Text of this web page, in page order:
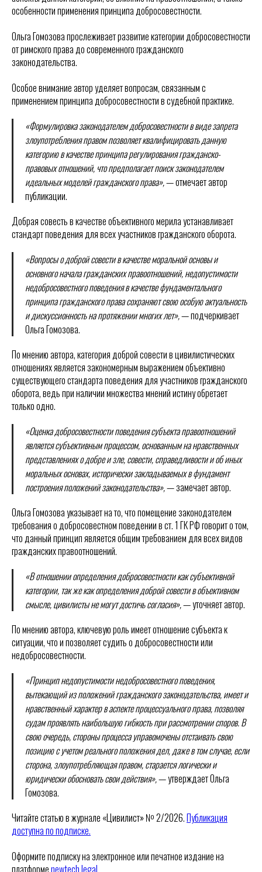
особенности применения принципа добросовестности.
Ольга Гомозова прослеживает развитие категории добросовестности
от римского права до современного гражданского
законодательства.
Особое внимание автор уделяет вопросам, связанным с
применением принципа добросовестности в судебной практике.
«Формулировка законодателем добросовестности в виде запрета
злоупотребления правом позволяет квалифицировать данную
категорию в качестве принципа регулирования гражданско-
правовых отношений, что предполагает поиск законодателем
идеальных моделей гражданского права»,— отмечает автор
публикации.
Добрая совесть в качестве объективного мерила устанавливает
стандарт поведения для всех участников гражданского оборота.
«Вопросы о доброй совести в качестве моральной основы и
основного начала гражданских правоотношений, недопустимости
недобросовестного поведения в качестве фундаментального
принципа гражданского права сохраняют свою особую актуальность
и дискуссионность на протяжении многих лет»,— подчеркивает
Ольга Гомозова.
По мнению автора, категория доброй совести в цивилистических
отношениях является закономерным выражением объективно
существующего стандарта поведения для участников гражданского
оборота, ведь при наличии множества мнений истину обретает
только одно.
«Оценка добросовестности поведения субъекта правоотношений
является субъективным процессом, основанным на нравственных
представлениях о добре и зле, совести, справедливости и об иных
моральных основах, исторически закладываемых в фундамент
построения положений законодательства»,— замечает автор.
Ольга Гомозова указывает на то, что помещение законодателем
требования о добросовестном поведении в ст. 1 ГК РФ говорит о том,
что данный принцип является общим требованием для всех видов
гражданских правоотношений.
«В отношении определения добросовестности как субъективной
категории, так же как определения доброй совести в объективном
смысле, цивилисты не могут достичь согласия»,— уточняет автор.
По мнению автора, ключевую роль имеет отношение субъекта к
ситуации, что и позволяет судить о добросовестности или
недобросовестности.
«Принцип недопустимости недобросовестного поведения,
вытекающий из положений гражданского законодательства, имеет и
нравственный характер в аспекте процессуального права, позволяя
судам проявлять наибольшую гибкость при рассмотрении споров. В
свою очередь, стороны процесса управомочены отстаивать свою
позицию с учетом реального положения дел, даже в том случае, если
сторона, злоупотребляющая правом, старается логически и
юридически обосновать свои действия»,— утверждает Ольга
Гомозова.
Читайте статью в журнале «Цивилист» № 2/2026.Публикация
доступна по подписке.
Оформите подписку на электронное или печатное издание на
платформеnewtech.legal